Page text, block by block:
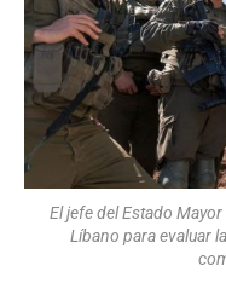
El jefe del Estado
Líbano para evaluar